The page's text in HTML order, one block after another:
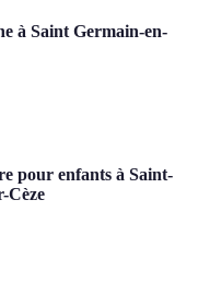
à Saint Germain-en-
pour enfants à Saint-
Cèze